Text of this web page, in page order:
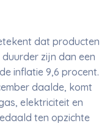
dat producten
zijn dan een
inflatie 9,6 procent.
daalde, komt
elektriciteit en
ten opzichte